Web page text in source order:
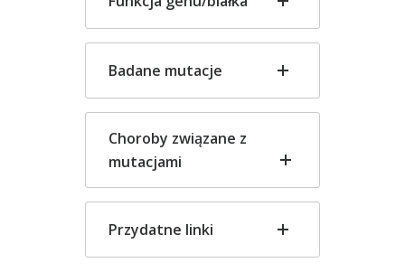
Badane mutacje
Choroby związane z
mutacjami
Przydatne linki